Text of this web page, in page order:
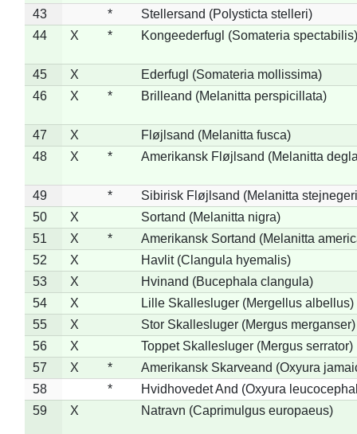
43
*
Stellersand (Polysticta stelleri)
44
X * Kongeederfugl (Somateria spectabilis)
45 X
Ederfugl (Somateria mollissima)
46
X * Brilleand (Melanitta perspicillata)
47 X
Fløjlsand (Melanitta fusca)
48
X * Amerikansk Fløjlsand (Melanitta
49 *
Sibirisk Fløjlsand (Melanitta
50
X
Sortand (Melanitta nigra)
51
X *
Amerikansk Sortand (Melanitta
52
X
Havlit (Clangula hyemalis)
53
X
Hvinand (Bucephala clangula)
54
X
Lille Skallesluger (Mergellus albellus)
55
X
Stor Skallesluger (Mergus merganser)
56
X
Toppet Skallesluger (Mergus serrator)
57
X *
Amerikansk Skarveand (Oxyura
58
*
Hvidhovedet And (Oxyura
59
X Natravn (Caprimulgus europaeus)